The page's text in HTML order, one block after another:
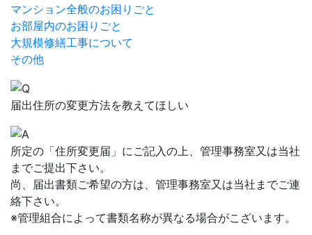
マンション全般のお困りごと
お部屋内のお困りごと
大規模修繕工事について
その他
届出住所の変更方法を教えてほしい
所定の「住所変更届」にご記入の上、管理事務室又は当社
までご提出下さい。
尚、届出書類ご希望の方は、管理事務室又は当社までご連
絡下さい。
※管理組合によって書類名称が異なる場合がこざいます。